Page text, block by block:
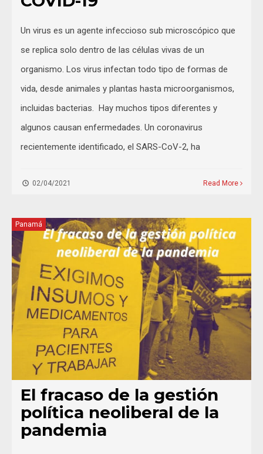
Un virus es un agente infeccioso sub microscópico que
se replica solo dentro de las células vivas de un
organismo. Los virus infectan todo tipo de formas de
vida, desde animales y plantas hasta microorganismos,
incluidas bacterias. Hay muchos tipos diferentes y
algunos causan enfermedades. Un coronavirus
recientemente identificado, el SARS-CoV-2, ha
02/04/2021 Read More
Panamá
El fracaso de la gestión
política neoliberal de la
pandemia